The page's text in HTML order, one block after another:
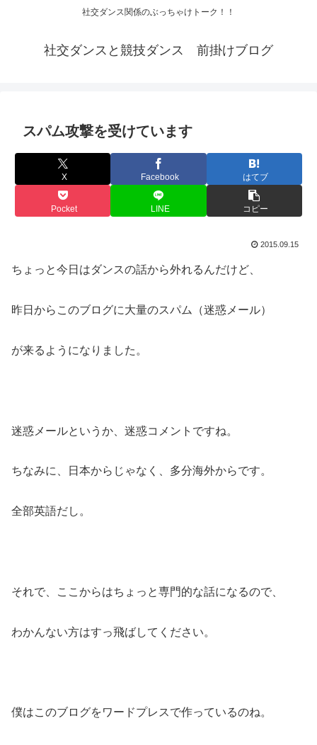
社交ダンス関係のぶっちゃけトーク！！
社交ダンスと競技ダンス 前掛けブログ
スパム攻撃を受けています
X Facebook はてブ
Pocket LINE コピー
2015.09.15
ちょっと今日はダンスの話から外れるんだけど、
昨日からこのブログに大量のスパム（迷惑メール）
が来るようになりました。
迷惑メールというか、迷惑コメントですね。
ちなみに、日本からじゃなく、多分海外からです。
全部英語だし。
それで、ここからはちょっと専門的な話になるので、
わかんない方はすっ飛ばしてください。
僕はこのブログをワードプレスで作っているのね。